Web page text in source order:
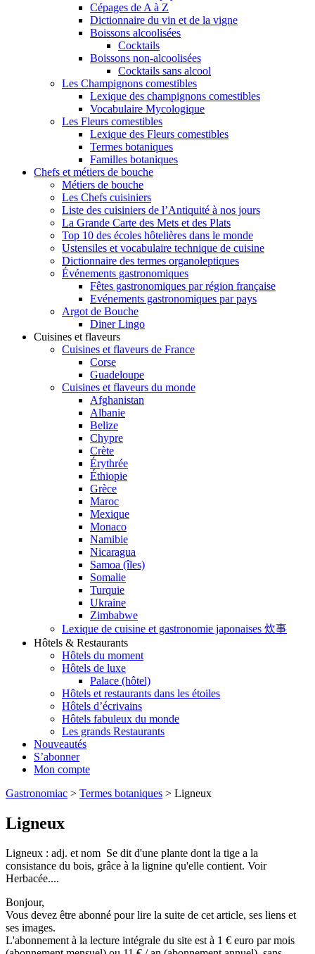
Cépages de A à Z
Dictionnaire du vin et de la vigne
Boissons alcoolisées
Cocktails
Boissons non-alcoolisées
Cocktails sans alcool
Les Champignons comestibles
Lexique des champignons comestibles
Vocabulaire Mycologique
Les Fleurs comestibles
Lexique des Fleurs comestibles
Termes botaniques
Familles botaniques
Chefs et métiers de bouche
Métiers de bouche
Les Chefs cuisiniers
Liste des cuisiniers de l’Antiquité à nos jours
La Grande Carte des Mets et des Plats
Top 10 des écoles hôtelières dans le monde
Ustensiles et vocabulaire technique de cuisine
Dictionnaire des termes organoleptiques
Événements gastronomiques
Fêtes gastronomiques par région française
Evénements gastronomiques par pays
Argot de Bouche
Diner Lingo
Cuisines et flaveurs
Cuisines et flaveurs de France
Corse
Guadeloupe
Cuisines et flaveurs du monde
Afghanistan
Albanie
Belize
Chypre
Crète
Érythrée
Éthiopie
Grèce
Maroc
Mexique
Monaco
Namibie
Nicaragua
Samoa (îles)
Somalie
Turquie
Ukraine
Zimbabwe
Lexique de cuisine et gastronomie japonaises 炊事
Hôtels & Restaurants
Hôtels du moment
Hôtels de luxe
Palace (hôtel)
Hôtels et restaurants dans les étoiles
Hôtels d’écrivains
Hôtels fabuleux du monde
Les grands Restaurants
Nouveautés
S’abonner
Mon compte
Gastronomiac > Termes botaniques > Ligneux
Ligneux
Ligneux : adj. et nom Se dit d'une plante dont la tige a la
consistance du bois, grâce à la lignine qu'elle contient. Voir
Herbacée....
Bonjour,
Vous devez être abonné pour lire la suite de cet article, ses liens et
ses images.
L'abonnement à la lecture intégrale du site est à 1 € euro par mois